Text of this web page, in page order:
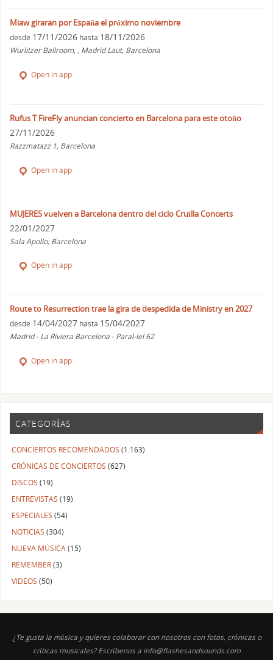
Miaw giraran por España el próximo noviembre
desde 17/11/2026 hasta 18/11/2026
Wurlitzer Ballroom, , Madrid Laut, Barcelona
Open in app
Rufus T FireFly anuncian concierto en Barcelona para este otoño
27/11/2026
Razzmatazz 1, Barcelona
Open in app
MUJERES vuelven a Barcelona dentro del ciclo Cruïlla Concerts
22/01/2027
Sala Apollo, Barcelona
Open in app
Route to Resurrection trae la gira de despedida de Ministry en 2027
desde 14/04/2027 hasta 15/04/2027
Madrid - La Riviera Barcelona - Paral-lel 62
Open in app
CATEGORÍAS
CONCIERTOS RECOMENDADOS (1.163)
CRÓNICAS DE CONCIERTOS (627)
DISCOS (19)
ENTREVISTAS (19)
ESPECIALES (54)
NOTICIAS (304)
NUEVA MÚSICA(15)
REMEMBER(3)
VIDEOS (50)
¿Te gusta la música y quieres colaborar con nosotros con fotos, crónicas o
críticas musicales? Escríbenos a info@flashesandsounds.com